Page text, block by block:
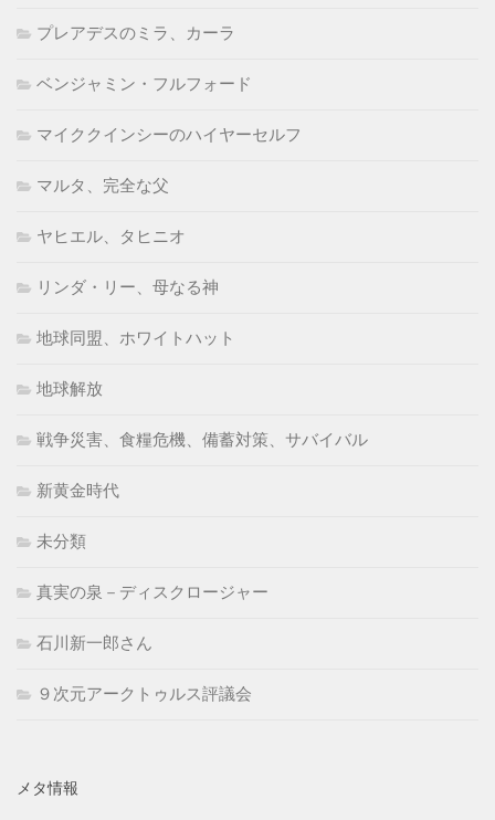
プレアデスのミラ、カーラ
ベンジャミン・フルフォード
マイククインシーのハイヤーセルフ
マルタ、完全な父
ヤヒエル、タヒニオ
リンダ・リー、母なる神
地球同盟、ホワイトハット
地球解放
戦争災害、食糧危機、備蓄対策、サバイバル
新黄金時代
未分類
真実の泉－ディスクロージャー
石川新一郎さん
９次元アークトゥルス評議会
メタ情報